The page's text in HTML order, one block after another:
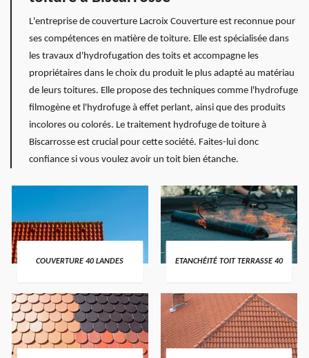
L'entreprise de couverture Lacroix Couverture est reconnue pour
ses compétences en matière de toiture. Elle est spécialisée dans
les travaux d'hydrofugation des toits et accompagne les
propriétaires dans le choix du produit le plus adapté au matériau
de leurs toitures. Elle propose des techniques comme l'hydrofuge
filmogène et l'hydrofuge à effet perlant, ainsi que des produits
incolores ou colorés. Le traitement hydrofuge de toiture à
Biscarrosse est crucial pour cette société. Faites-lui donc
confiance si vous voulez avoir un toit bien étanche.
COUVERTURE 40 LANDES ETANCHÉITÉ TOIT TERRASSE 40